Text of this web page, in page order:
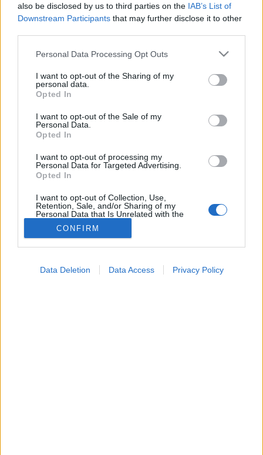
also be disclosed by us to third parties on the IAB’s List of
Downstream Participants that may further disclose it to other
Please note that this website/app uses one or more Google
not limited to your visit or usage behaviour. You may click to
grant or deny consent to Google and its third-party tags to
use your data for below specified purposes in below Google
consent section.
Personal Data Processing Opt Outs
I want to opt-out of the Sharing of my
personal data.
Opted In
I want to opt-out of the Sale of my
Personal Data.
Opted In
I want to opt-out of processing my
Personal Data for Targeted Advertising.
Opted In
I want to opt-out of Collection, Use,
Retention, Sale, and/or Sharing of my
Personal Data that Is Unrelated with the
Purposes for which it was collected.
Opted Out
CONFIRM
Data Deletion Data Access Privacy Policy